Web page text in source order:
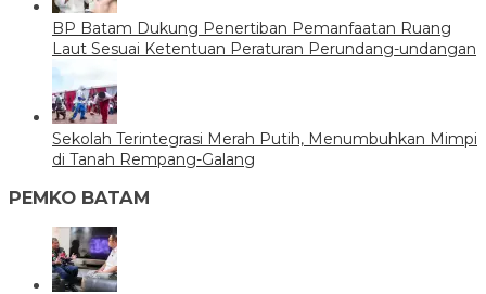
BP Batam Dukung Penertiban Pemanfaatan Ruang
Laut Sesuai Ketentuan Peraturan Perundang-undangan
Sekolah Terintegrasi Merah Putih, Menumbuhkan Mimpi
di Tanah Rempang-Galang
PEMKO BATAM